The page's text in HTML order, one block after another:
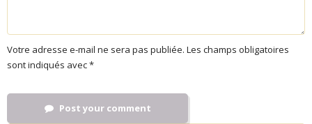
Votre adresse e-mail ne sera pas publiée. Les champs obligatoires
sont indiqués avec*
Post your comment